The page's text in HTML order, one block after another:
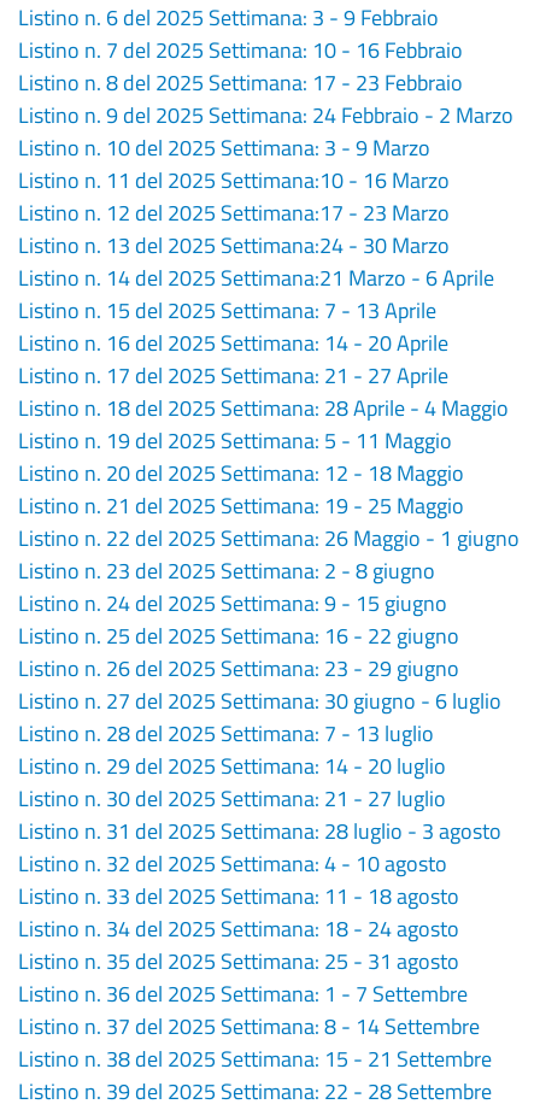
Listino n. 6 del 2025 Settimana: 3 - 9 Febbraio
Listino n. 7 del 2025 Settimana: 10 - 16 Febbraio
Listino n. 8 del 2025 Settimana: 17 - 23 Febbraio
Listino n. 9 del 2025 Settimana: 24 Febbraio - 2 Marzo
Listino n. 10 del 2025 Settimana: 3 - 9 Marzo
Listino n. 11 del 2025 Settimana:10 - 16 Marzo
Listino n. 12 del 2025 Settimana:17 - 23 Marzo
Listino n. 13 del 2025 Settimana:24 - 30 Marzo
Listino n. 14 del 2025 Settimana:21 Marzo - 6 Aprile
Listino n. 15 del 2025 Settimana: 7 - 13 Aprile
Listino n. 16 del 2025 Settimana: 14 - 20 Aprile
Listino n. 17 del 2025 Settimana: 21 - 27 Aprile
Listino n. 18 del 2025 Settimana: 28 Aprile - 4 Maggio
Listino n. 19 del 2025 Settimana: 5 - 11 Maggio
Listino n. 20 del 2025 Settimana: 12 - 18 Maggio
Listino n. 21 del 2025 Settimana: 19 - 25 Maggio
Listino n. 22 del 2025 Settimana: 26 Maggio - 1 giugno
Listino n. 23 del 2025 Settimana: 2 - 8 giugno
Listino n. 24 del 2025 Settimana: 9 - 15 giugno
Listino n. 25 del 2025 Settimana: 16 - 22 giugno
Listino n. 26 del 2025 Settimana: 23 - 29 giugno
Listino n. 27 del 2025 Settimana: 30 giugno - 6 luglio
Listino n. 28 del 2025 Settimana: 7 - 13 luglio
Listino n. 29 del 2025 Settimana: 14 - 20 luglio
Listino n. 30 del 2025 Settimana: 21 - 27 luglio
Listino n. 31 del 2025 Settimana: 28 luglio - 3 agosto
Listino n. 32 del 2025 Settimana: 4 - 10 agosto
Listino n. 33 del 2025 Settimana: 11 - 18 agosto
Listino n. 34 del 2025 Settimana: 18 - 24 agosto
Listino n. 35 del 2025 Settimana: 25 - 31 agosto
Listino n. 36 del 2025 Settimana: 1 - 7 Settembre
Listino n. 37 del 2025 Settimana: 8 - 14 Settembre
Listino n. 38 del 2025 Settimana: 15 - 21 Settembre
Listino n. 39 del 2025 Settimana: 22 - 28 Settembre